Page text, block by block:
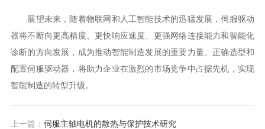
展望未来，随着物联网和人工智能技术的迅猛发展，伺服驱动
器将不断向更高精度、更快响应速度、更强网络连接能力和智能化
诊断的方向发展，成为推动智能制造发展的重要力量。正确选型和
配置伺服驱动器，将助力企业在激烈的市场竞争中占据先机，实现
智能制造的转型升级。
上一篇： 伺服主轴电机的散热与保护技术研究